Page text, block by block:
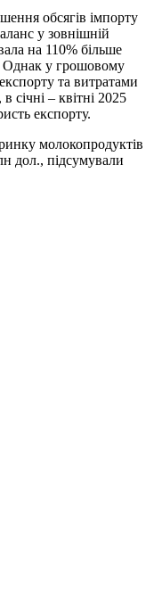
обсягів імпорту
у зовнішній
на 110% більше
Однак у грошовому
та витратами
січні – квітні 2025
експорту.
молокопродуктів
дол., підсумували